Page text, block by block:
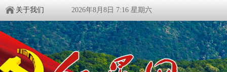
关于我们 2026年8月8日 7:16 星期六